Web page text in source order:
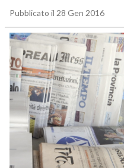
Pubblicato il 28 Gen 2016